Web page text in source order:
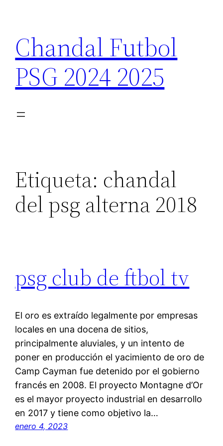
contenido
Chandal Futbol
PSG 2024 2025
Etiqueta: chandal
del psg alterna 2018
psg club de ftbol tv
El oro es extraído legalmente por empresas
locales en una docena de sitios,
principalmente aluviales, y un intento de
poner en producción el yacimiento de oro de
Camp Cayman fue detenido por el gobierno
francés en 2008. El proyecto Montagne d’Or
es el mayor proyecto industrial en desarrollo
en 2017 y tiene como objetivo la…
enero 4, 2023